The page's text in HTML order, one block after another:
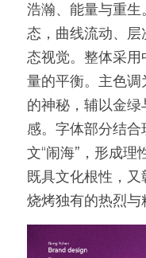
浩瀚、能量与重
态，曲线流动、
态视觉。整体采
量的平衡。主色
的神秘，辅以金
感。字体部分结
文“闹海”，形成理
既具文化根性，
烧烤独有的热烈与